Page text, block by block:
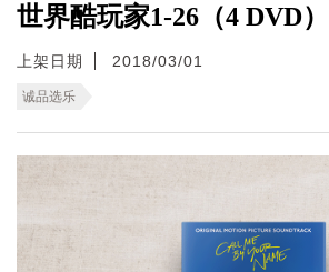
世界酷玩家1-26（4 DVD）
上架日期 2018/03/01
诚品选乐